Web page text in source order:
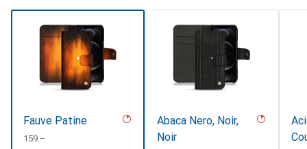
Fauve Patine
CHF
159.–
Abaca Nero, Noir,
Noir